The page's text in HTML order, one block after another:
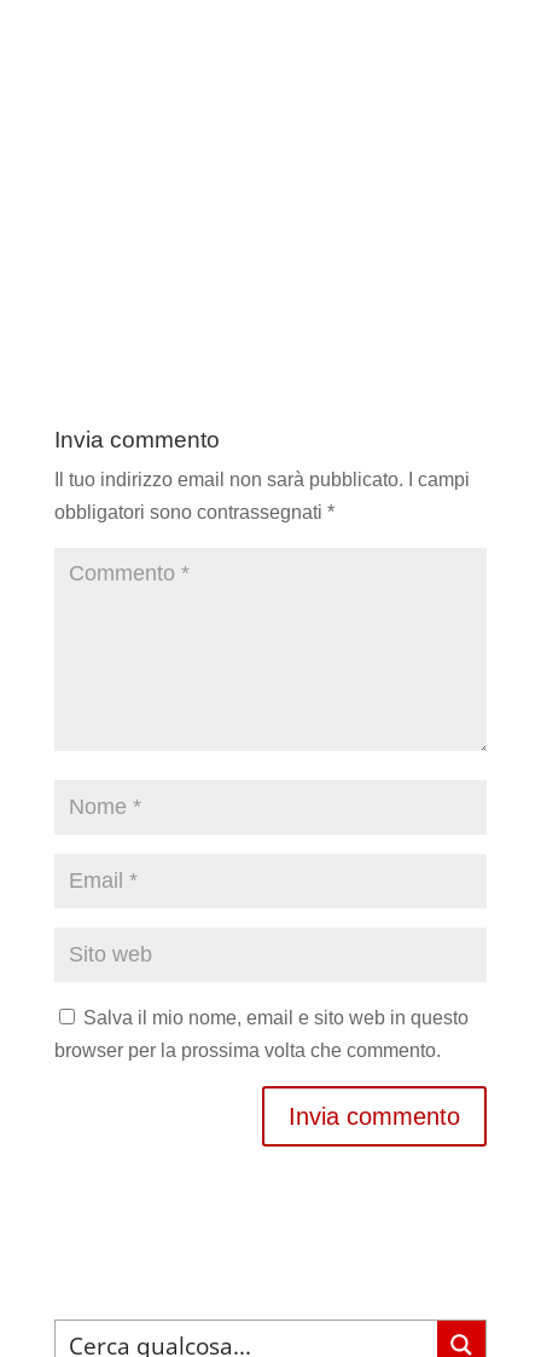
Invia commento
Il tuo indirizzo email non sarà pubblicato.
I campi
obbligatori sono contrassegnati *
Salva il mio nome, email e sito web in questo
browser per la prossima volta che commento.